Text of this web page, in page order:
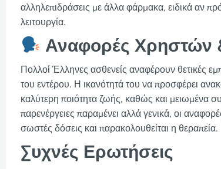
αλληλεπιδράσεις με άλλα φάρμακα, ειδικά αν
λειτουργία.
Αναφορές Χρηστών
Πολλοί Έλληνες ασθενείς αναφέρουν θετικές
του εντέρου. Η ικανότητά του να προσφέρει
καλύτερη ποιότητα ζωής, καθώς και μειωμένα
παρενέργειες παραμένει αλλά γενικά, οι
σωστές δόσεις και παρακολουθείται η θεραπεία.
Συχνές Ερωτήσεις